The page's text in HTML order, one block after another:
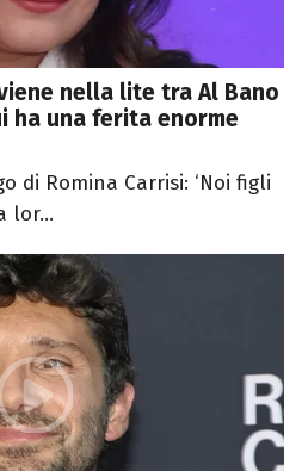
nella lite tra Al Bano
ha una ferita enorme
di Romina Carrisi: ‘Noi figli
lor...